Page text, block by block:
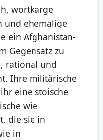
wortkarge
und ehemalige
ein Afghanistan-
Gegensatz zu
rational und
Ihre militärische
eine stoische
wie
die sie in
in